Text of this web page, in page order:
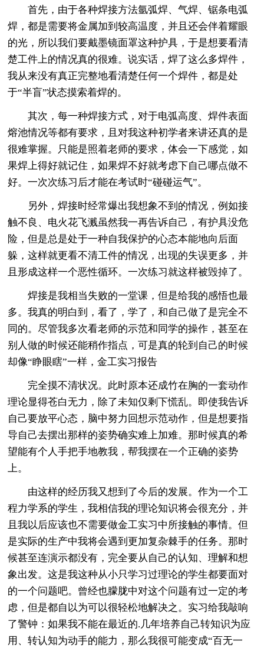
首先，由于各种焊接方法氩弧焊、气焊、锯条电弧
焊，都是需要将金属加到较高温度，并且还会伴着耀眼
的光，所以我们要戴墨镜面罩这种护具，于是想要看清
楚工件上的情况真的很难。说实话，焊了这么多焊件，
我从来没有真正完整地看清楚任何一个焊件，都是处
于“半盲”状态摸索着焊的。
其次，每一种焊接方式，对于电弧高度、焊件表面
熔池情况等都有要求，且对我这种初学者来讲还真的是
很难掌握。只能是照着老师的要求，体会一下感觉，如
果焊上得好就记住，如果焊不好就考虑下自己哪点做不
好。一次次练习后才能在考试时“碰碰运气”。
另外，焊接时经常爆出我想象不到的情况，例如接
触不良、电火花飞溅虽然我一再告诉自己，有护具没危
险，但是总是处于一种自我保护的心态本能地向后面
躲，这样就更看不清工件的情况，出现的失误更多，并
且形成这样一个恶性循环。一次练习就这样被毁掉了。
焊接是我相当失败的一堂课，但是给我的感悟也最
多。我真的明白到，看了，学了，和自己做了是完全不
同的。尽管我多次看老师的示范和同学的操作，甚至在
别人做的时候还能稍作指点，可是真的轮到自己的时候
却像“睁眼瞎”一样，金工实习报告
完全摸不清状况。此时原本还成竹在胸的一套动作
理论显得苍白无力，除了未知仅剩下慌乱。即使我告诉
自己要放平心态，脑中努力回想示范动作，但是想要指
导自己去摆出那样的姿势确实难上加难。那时候真的希
望能有个人手把手地教我，帮我摆在一个正确的姿势
上。
由这样的经历我又想到了今后的发展。作为一个工
程力学系的学生，我相信我的理论知识将会很充分，并
且我以后应该也不需要做金工实习中所接触的事情。但
是实际的生产中我将会遇到更加复杂棘手的任务。那时
候甚至连演示都没有，完全要从自己的认知、理解和想
象出发。这是我这种从小只学习过理论的学生都要面对
的一个问题吧。曾经也朦胧中对这个问题有过一定的考
虑，但是都自以为可以很轻松地解决之。实习给我敲响
了警钟：如果我不能在最近的.几年培养自己转知识为应
用、转认知为动手的能力，那么我很可能变成“百无一